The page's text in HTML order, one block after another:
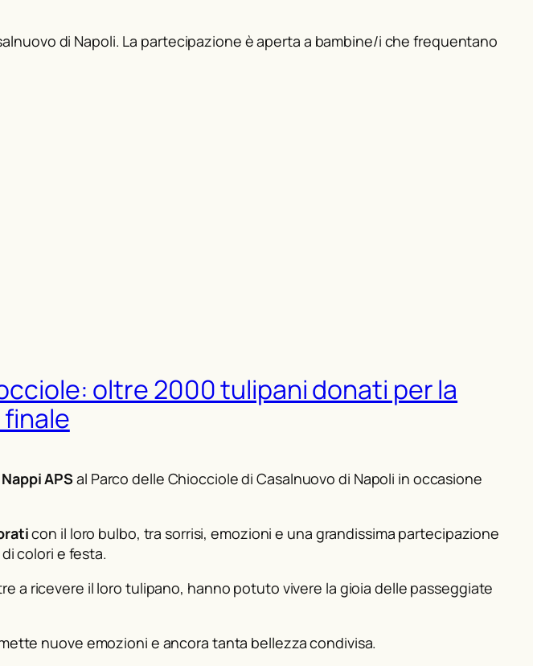
di Napoli. La partecipazione è aperta a bambine/i che frequentano
oltre 2000 tulipani donati per la
APSal Parco delle Chiocciole di Casalnuovo di Napoli in occasione
con il loro bulbo, tra sorrisi, emozioni e una grandissima partecipazione
colori e festa.
a ricevere il loro tulipano, hanno potuto vivere la gioia delle passeggiate
nuove emozioni e ancora tanta bellezza condivisa.